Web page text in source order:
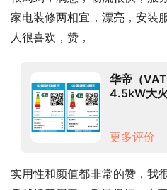
家电装修两相宜，漂亮，安装
人很喜欢，赞，
华帝（
4.5kW大
更多评价
实用性和颜值都非常的赞，我